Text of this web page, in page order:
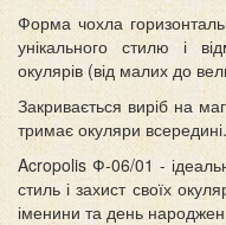
Форма чохла
унікального стилю і
окулярів (від малих до
Закривається виріб на
тримає окуляри всередині.
Acropolis Ф-06/01 -
стиль і захист своїх
іменини та день